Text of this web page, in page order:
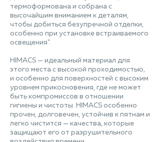
термоформована и собрана с
высочайшим вниманием к деталям,
чтобы добиться безупречной отделки,
особенно при установке встраиваемого
освещения".
HIMACS — идеальный материал для
этого места с высокой проходимостью,
и особенно для поверхностей с высоким
уровнем прикосновения, где не может
быть компромиссов в отношении
гигиены и чистоты. HIMACS особенно
прочен, долговечен, устойчив к пятнам и
легко чистится — качества, которые
защищают его от разрушительного